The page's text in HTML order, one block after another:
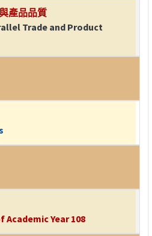
產品品質
Trade and Product
Year 108